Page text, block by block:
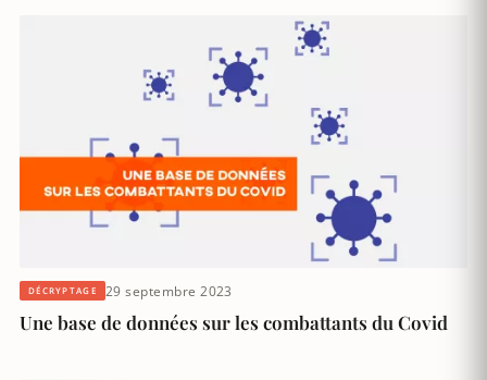
DÉCRYPTAGE 29 septembre 2023
Une base de données sur les combattants du Covid